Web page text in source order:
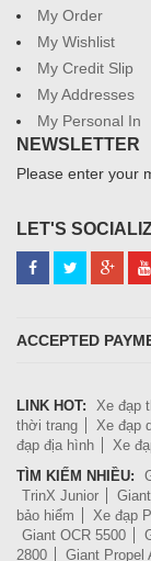
My Order
My Wishlist
My Credit Slip
My Addresses
My Personal In
NEWSLETTER
Please enter your
LET'S
ACCEPTED
LINK HOT: Xe đạp
thời trang
Xe đạp
đạp địa hình
Xe
TÌM KIẾM NHIỀU:
TrinX Junior
bảo hiểm
Xe đạp
Giant OCR 5500
2800
Giant Propel